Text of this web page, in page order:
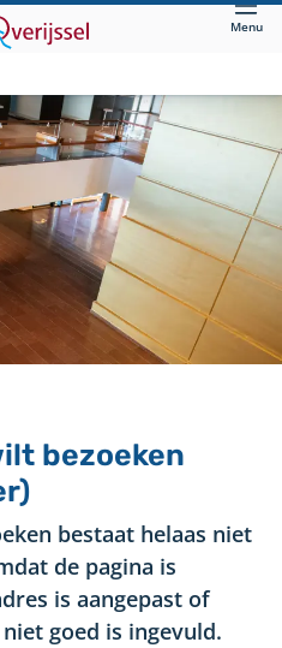
Menu
bezoeken
bestaat helaas niet
de pagina is
is aangepast of
goed is ingevuld.